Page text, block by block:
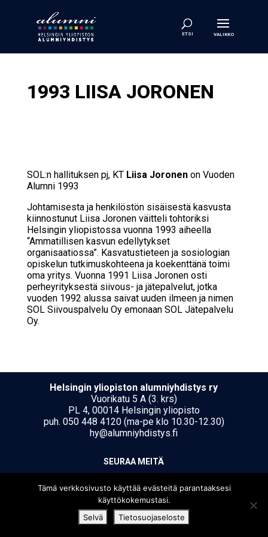
1993 LIISA JORONEN
SOL:n hallituksen pj, KT Liisa Joronenon Vuoden
Alumni 1993
Johtamisesta ja henkilöstön sisäisestä kasvusta
kiinnostunut Liisa Joronen väitteli tohtoriksi
Helsingin yliopistossa vuonna 1993 aiheella
“Ammatillisen kasvun edellytykset
organisaatiossa”. Kasvatustieteen ja sosiologian
opiskelun tutkimuskohteena ja koekenttänä toimi
oma yritys. Vuonna 1991 Liisa Joronen osti
perheyrityksestä siivous- ja jätepalvelut, jotka
vuoden 1992 alussa saivat uuden ilmeen ja nimen
SOL Siivouspalvelu Oy emonaan SOL Jätepalvelu
Oy.
Hel­sin­gin yli­opis­ton alumniyhdistys ry
Vuorikatu 5 A (3. krs)
PL 4, 00014 Helsingin yliopisto
puh. 050 448 4120 (ma-pe klo 10.30-12.30)
hy@alumniyhdistys.fi
SEU­RAA MEI­TÄ
[translate string="Copyright"]
Tämä verkkosivusto käyttää evästeitä parantaaksesi
käyttökokemustasi.
Selvä
Tietosuojaseloste